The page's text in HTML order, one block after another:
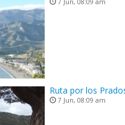
7 Jun, 08:09 am
Ruta por los
7 Jun, 08:09 am